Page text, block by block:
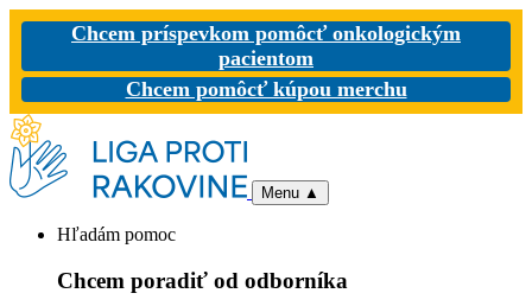
Chcem príspevkom pomôcť onkologickým
pacientom
Chcem pomôcť kúpou merchu
Menu ▲
Hľadám pomoc
Chcem poradiť od odborníka